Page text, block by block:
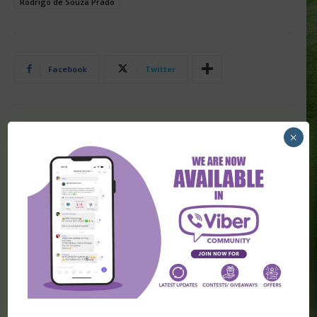
Facebook Twitter
Čukarički doveo prvo
inostrano pojačanje za
narednu sezonu
SLEDEĆA VEST
POVEZANI ČLANCI
Transferi širom sveta (5. avgust)
×